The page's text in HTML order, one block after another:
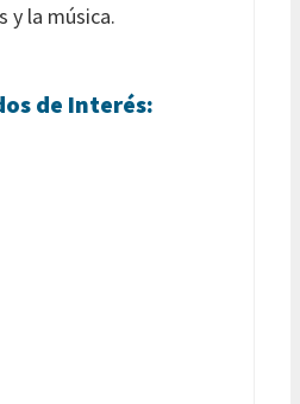
y la música.
de Interés: